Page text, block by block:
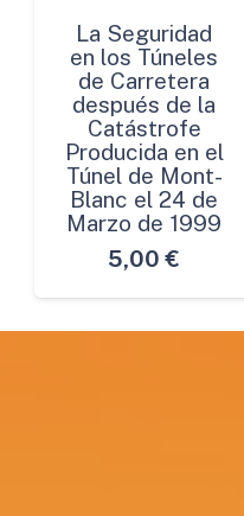
La Seguridad
en los Túneles
de Carretera
después de la
Catástrofe
Producida en el
Túnel de Mont-
Blanc el 24 de
Marzo de 1999
5,00 €